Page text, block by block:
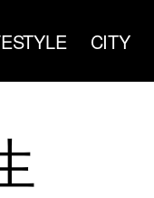
CITY